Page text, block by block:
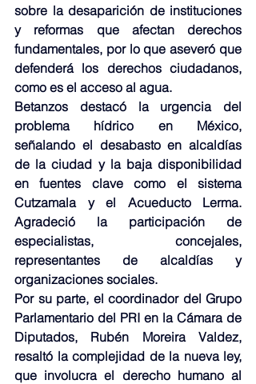
sobre la desaparición de instituciones
y reformas que afectan derechos
fundamentales, por lo que aseveró que
defenderá los derechos ciudadanos,
como es el acceso al agua.
Betanzos destacó la urgencia del
problema hídrico en México,
señalando el desabasto en alcaldías
de la ciudad y la baja disponibilidad
en fuentes clave como el sistema
Cutzamala y el Acueducto Lerma.
Agradeció la participación de
especialistas, concejales,
representantes de alcaldías y
organizaciones sociales.
Por su parte, el coordinador del Grupo
Parlamentario del PRI en la Cámara de
Diputados, Rubén Moreira Valdez,
resaltó la complejidad de la nueva ley,
que involucra el derecho humano al